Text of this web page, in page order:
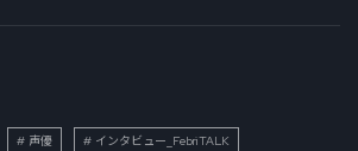
声優 インタビュー_FebriTALK